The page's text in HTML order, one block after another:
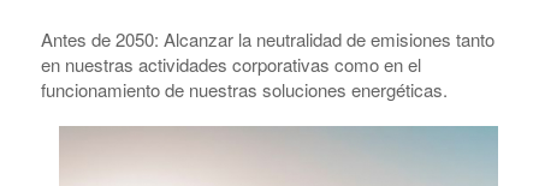
Antes de 2050: Alcanzar la neutralidad de emisiones tanto
en nuestras actividades corporativas como en el
funcionamiento de nuestras soluciones energéticas.